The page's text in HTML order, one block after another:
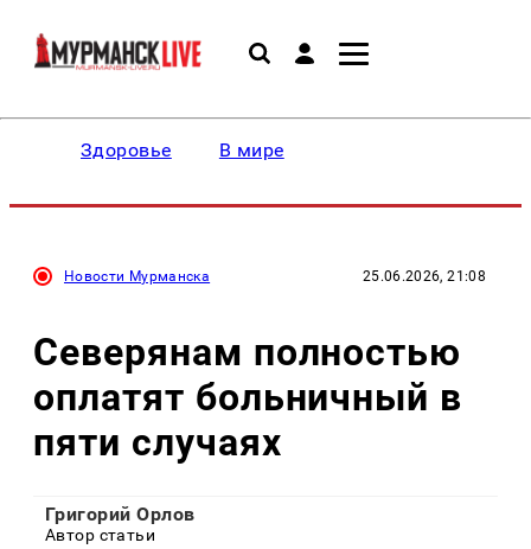
Здоровье В мире
Новости Мурманска 25.06.2026, 21:08
Северянам полностью
оплатят больничный в
пяти случаях
Григорий Орлов
Автор статьи